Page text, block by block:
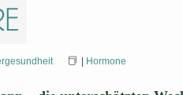
| Hormone